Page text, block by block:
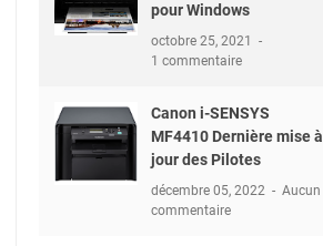
pour Windows
octobre 25, 2021
1 commentaire
Canon i-SENSYS
MF4410 Dernière mise à
jour des Pilotes
décembre 05, 2022
Aucun
commentaire